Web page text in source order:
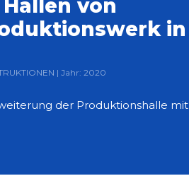
von
in
| Jahr: 2020
der Produktionshalle mit